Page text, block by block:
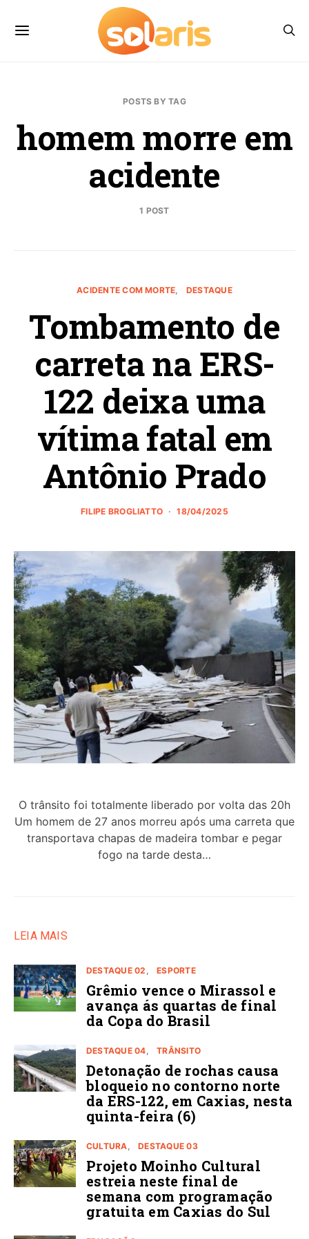
POSTS BY TAG
homem morre em
acidente
1 POST
ACIDENTE COM MORTE DESTAQUE
Tombamento de
carreta na ERS-
122 deixa uma
vítima fatal em
Antônio Prado
FILIPE BROGLIATTO 18/04/2025
O trânsito foi totalmente liberado por volta das 20h
Um homem de 27 anos morreu após uma carreta que
transportava chapas de madeira tombar e pegar
fogo na tarde desta…
LEIA MAIS
DESTAQUE 02 ESPORTE
Grêmio vence o Mirassol e
avança ás quartas de final
da Copa do Brasil
DESTAQUE 04 TRÂNSITO
Detonação de rochas causa
bloqueio no contorno norte
da ERS-122, em Caxias, nesta
quinta-feira (6)
CULTURA DESTAQUE 03
Projeto Moinho Cultural
estreia neste final de
semana com programação
gratuita em Caxias do Sul